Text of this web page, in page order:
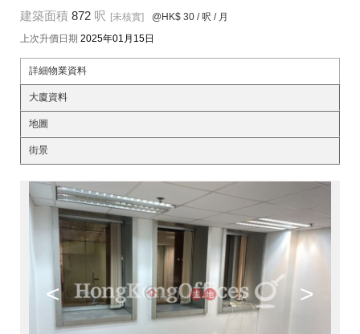
建築面積 872 呎 [未核實] @HK$ 30 / 呎 / 月
上次升價日期 2025年01月15日
詳細物業資料
大廈資料
地圖
街景
< >